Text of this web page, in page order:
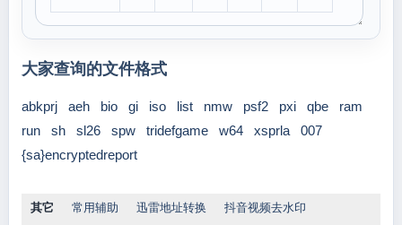
大家查询的文件格式
abkprj aeh bio gi iso list nmw psf2 pxi qbe
ram
run
sh sl26 spw tridefgame w64 xsprla
007
{sa}encryptedreport
其它 常用辅助 迅雷地址转换 抖音视频去水印